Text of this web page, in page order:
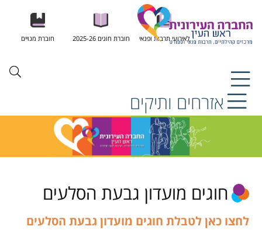
לאירועי תרבות ופנאי חוברת חוגים 2025-26 חוברת מנויים
אזרחים ותיקים
חוגים מועדון גבעת הסלעים
לחצו כאן לטבלת חוגים מועדון גבעת הסלעים